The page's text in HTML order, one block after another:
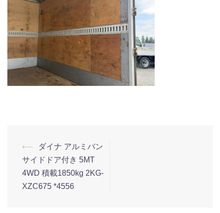
⟵
ダイナ アルミバン
サイドドア付き 5MT
4WD 積載1850kg 2KG-
XZC675 *4556